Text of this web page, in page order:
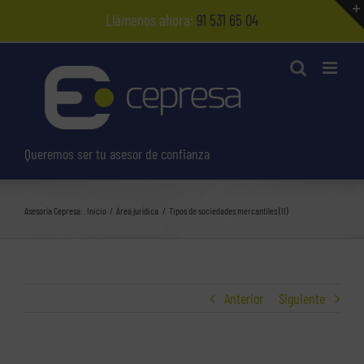
contenido
Llámenos ahora: 91 531 65 04
Queremos ser tu asesor de confianza
Asesoría Cepresa: Inicio Área jurídica Tipos de sociedades mercantiles (II)
Anterior Siguiente